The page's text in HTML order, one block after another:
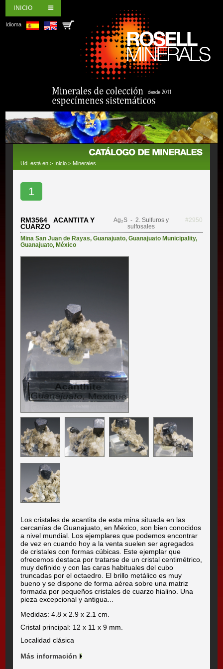
INICIO
Idioma
Ud. está en > Inicio > Minerales
1
RM3564 ACANTITA Y
CUARZO
Ag₂S - 2. Sulfuros y
sulfosales
#2950
Mina San Juan de Rayas,Guanajuato,Guanajuato Municipality,
Guanajuato,México
Los cristales de acantita de esta mina situada en las
cercanías de Guanajuato, en México, son bien conocidos
a nivel mundial. Los ejemplares que podemos encontrar
de vez en cuando hoy a la venta suelen ser agregados
de cristales con formas cúbicas. Este ejemplar que
ofrecemos destaca por tratarse de un cristal centimétrico,
muy definido y con las caras habituales del cubo
truncadas por el octaedro. El brillo metálico es muy
bueno y se dispone de forma aérea sobre una matriz
formada por pequeños cristales de cuarzo hialino. Una
pieza excepcional y antigua...
Medidas: 4.8 x 2.9 x 2.1 cm.
Cristal principal: 12 x 11 x 9 mm.
Localidad clásica
Más información